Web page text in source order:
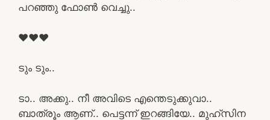
പറഞ്ഞു ഫോൺ വെച്ചു..
❤❤❤
ടും ടും..
ടാ.. അക്കു.. നീ അവിടെ എന്തെടുക്കുവാ..
ബാത്രൂം ആണ്.. പെട്ടന്ന് ഇറങ്ങിയേ.. മുഹ്സിന